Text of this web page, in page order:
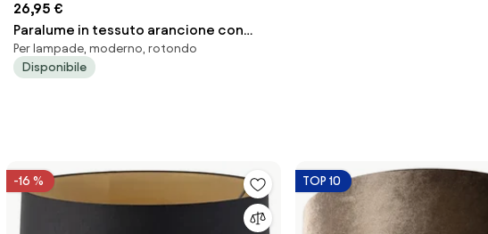
26,95 €
Paralume in tessuto arancione con
interno dorato 18/18/14
Per lampade, moderno, rotondo
Disponibile
-16 % TOP 10